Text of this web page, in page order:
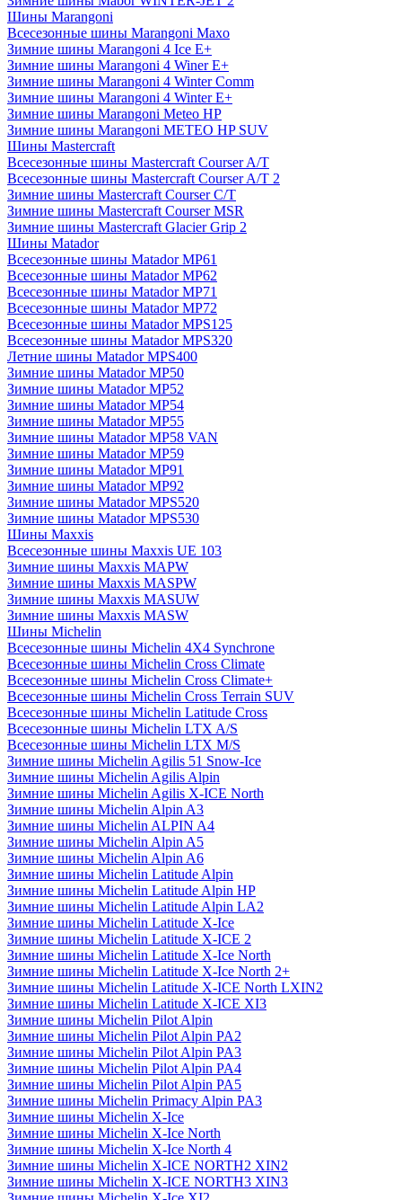
Шины Marangoni
Всесезонные шины Marangoni Maxo
Зимние шины Marangoni 4 Ice E+
Зимние шины Marangoni 4 Winer E+
Зимние шины Marangoni 4 Winter Comm
Зимние шины Marangoni 4 Winter E+
Зимние шины Marangoni Meteo HP
Зимние шины Marangoni METEO HP SUV
Шины Mastercraft
Всесезонные шины Mastercraft Courser A/T
Всесезонные шины Mastercraft Courser A/T 2
Зимние шины Mastercraft Courser C/T
Зимние шины Mastercraft Courser MSR
Зимние шины Mastercraft Glacier Grip 2
Шины Matador
Всесезонные шины Matador MP61
Всесезонные шины Matador MP62
Всесезонные шины Matador MP71
Всесезонные шины Matador MP72
Всесезонные шины Matador MPS125
Всесезонные шины Matador MPS320
Летние шины Matador MPS400
Зимние шины Matador MP50
Зимние шины Matador MP52
Зимние шины Matador MP54
Зимние шины Matador MP55
Зимние шины Matador MP58 VAN
Зимние шины Matador MP59
Зимние шины Matador MP91
Зимние шины Matador MP92
Зимние шины Matador MPS520
Зимние шины Matador MPS530
Шины Maxxis
Всесезонные шины Maxxis UE 103
Зимние шины Maxxis MAPW
Зимние шины Maxxis MASPW
Зимние шины Maxxis MASUW
Зимние шины Maxxis MASW
Шины Michelin
Всесезонные шины Michelin 4X4 Synchrone
Всесезонные шины Michelin Cross Climate
Всесезонные шины Michelin Cross Climate+
Всесезонные шины Michelin Cross Terrain SUV
Всесезонные шины Michelin Latitude Cross
Всесезонные шины Michelin LTX A/S
Всесезонные шины Michelin LTX M/S
Зимние шины Michelin Agilis 51 Snow-Ice
Зимние шины Michelin Agilis Alpin
Зимние шины Michelin Agilis X-ICE North
Зимние шины Michelin Alpin A3
Зимние шины Michelin ALPIN A4
Зимние шины Michelin Alpin A5
Зимние шины Michelin Alpin A6
Зимние шины Michelin Latitude Alpin
Зимние шины Michelin Latitude Alpin HP
Зимние шины Michelin Latitude Alpin LA2
Зимние шины Michelin Latitude X-Ice
Зимние шины Michelin Latitude X-ICE 2
Зимние шины Michelin Latitude X-Ice North
Зимние шины Michelin Latitude X-Ice North 2+
Зимние шины Michelin Latitude X-ICE North LXIN2
Зимние шины Michelin Latitude X-ICE XI3
Зимние шины Michelin Pilot Alpin
Зимние шины Michelin Pilot Alpin PA2
Зимние шины Michelin Pilot Alpin PA3
Зимние шины Michelin Pilot Alpin PA4
Зимние шины Michelin Pilot Alpin PA5
Зимние шины Michelin Primacy Alpin PA3
Зимние шины Michelin X-Ice
Зимние шины Michelin X-Ice North
Зимние шины Michelin X-Ice North 4
Зимние шины Michelin X-ICE NORTH2 XIN2
Зимние шины Michelin X-ICE NORTH3 XIN3